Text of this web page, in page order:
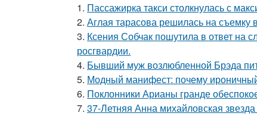
1. Пассажирка такси столкнулась с
2. Аглая тарасова решилась на съемку
3. Ксения Собчак пошутила в ответ на
росгвардии.
4. Бывший муж возлюбленной Брэда
5. Модный манифест: почему ироничный
6. Поклонники Арианы гранде
7. 37-Летняя Анна михайловская